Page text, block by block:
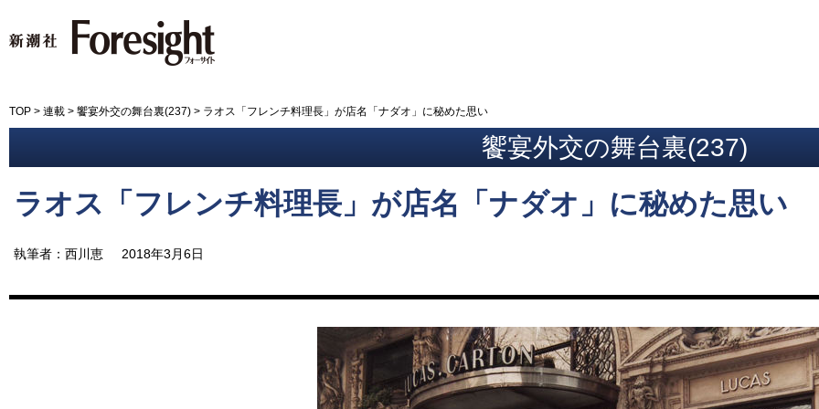
TOP > 連載 > 饗宴外交の舞台裏(237) > ラオス「フレンチ料理長」が店名「ナダオ」に秘めた思い
饗宴外交の舞台裏(237)
ラオス「フレンチ料理長」が店名「ナダオ」に秘めた思い
執筆者：西川恵 2018年3月6日